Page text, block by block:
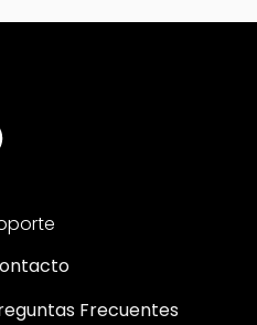
Frecuentes